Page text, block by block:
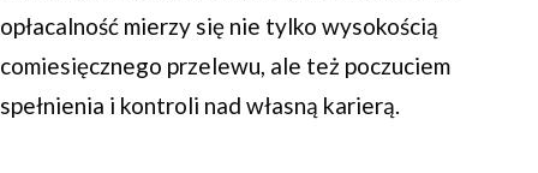
opłacalność mierzy się nie tylko wysokością
comiesięcznego przelewu, ale też poczuciem
spełnienia i kontroli nad własną karierą.